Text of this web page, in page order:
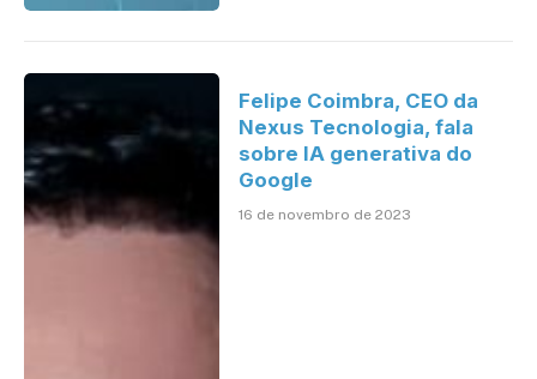
Felipe Coimbra, CEO da
Nexus Tecnologia, fala
sobre IA generativa do
Google
16 de novembro de 2023